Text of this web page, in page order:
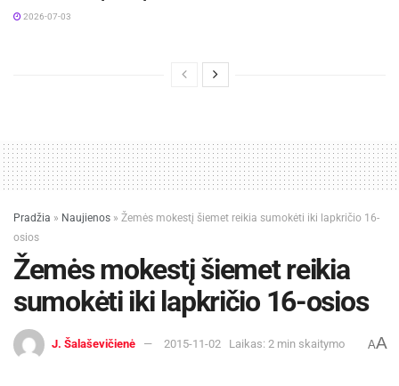
2026-07-03
Pradžia » Naujienos » Žemės mokestį šiemet reikia sumokėti iki lapkričio 16-
osios
Žemės mokestį šiemet reikia
sumokėti iki lapkričio 16-osios
J. Šalaševičienė 2015-11-02 Laikas: 2 min skaitymo AA